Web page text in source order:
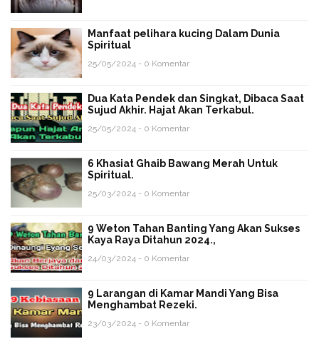
Manfaat pelihara kucing Dalam Dunia
Spiritual
25/05/2024 - 0 Komentar
Dua Kata Pendek dan Singkat, Dibaca Saat
Sujud Akhir. Hajat Akan Terkabul.
25/05/2024 - 0 Komentar
6 Khasiat Ghaib Bawang Merah Untuk
Spiritual.
25/03/2024 - 0 Komentar
9 Weton Tahan Banting Yang Akan Sukses
Kaya Raya Ditahun 2024.,
24/03/2024 - 0 Komentar
9 Larangan di Kamar Mandi Yang Bisa
Menghambat Rezeki.
23/03/2024 - 0 Komentar